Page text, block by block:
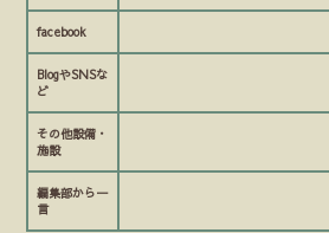
facebook
BlogやSNSな
ど
その他設備・
施設
編集部から一
言